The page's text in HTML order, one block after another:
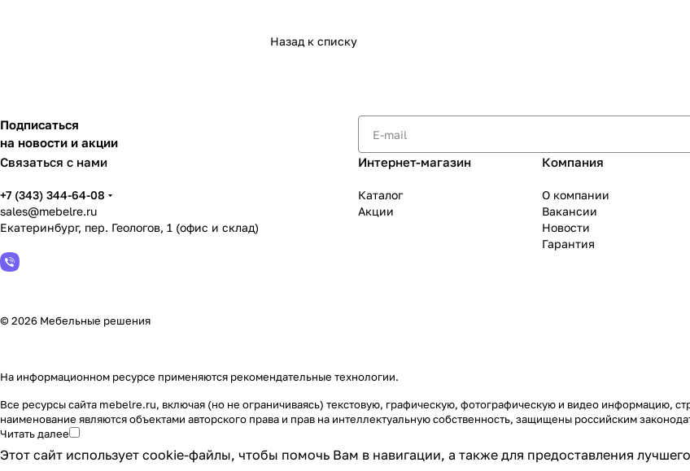
Назад к списку
Подписаться
на новости и акции
Связаться с нами
+7 (343) 344-64-08
sales@mebelre.ru
Екатеринбург, пер. Геологов, 1 (офис и склад)
Интернет-магазин
Каталог
Акции
Компания
О компании
Вакансии
Новости
Гарантия
© 2026 Мебельные решения
На информационном ресурсе применяются рекомендательные технологии.
Все ресурсы сайта mebelre.ru, включая (но не ограничиваясь) текстовую, графическую, фотографическую и видео информацию,
наименование являются объектами авторского права и прав на интеллектуальную собственность, защищены российским
Читать далее
Этот сайт использует cookie-файлы, чтобы помочь Вам в навигации, а также для предоставления